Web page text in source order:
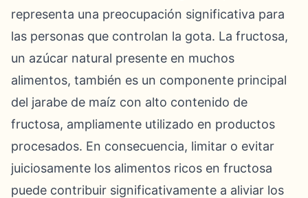
representa una preocupación significativa para
las personas que controlan la gota. La fructosa,
un azúcar natural presente en muchos
alimentos, también es un componente principal
del jarabe de maíz con alto contenido de
fructosa, ampliamente utilizado en productos
procesados. En consecuencia, limitar o evitar
juiciosamente los alimentos ricos en fructosa
puede contribuir significativamente a aliviar los